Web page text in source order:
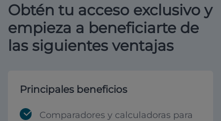
Obtén tu acceso exclusivo y
empieza a beneficiarte de
las siguientes ventajas
Principales beneficios
Comparadores y calculadoras para